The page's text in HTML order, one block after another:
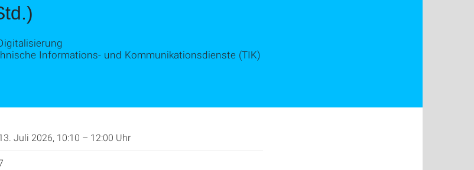
Informations- und Kommunikationsdienste (TIK)
Juli 2026, 10:10 – 12:00 Uhr